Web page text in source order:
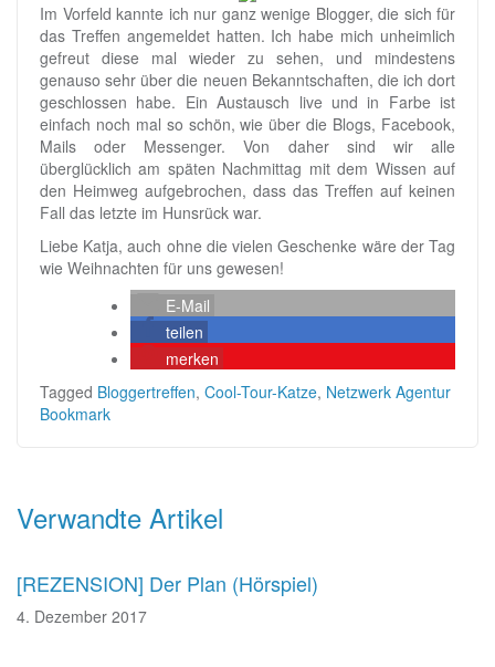
Im Vorfeld kannte ich nur ganz wenige Blogger, die sich für
das Treffen angemeldet hatten. Ich habe mich unheimlich
gefreut diese mal wieder zu sehen, und mindestens
genauso sehr über die neuen Bekanntschaften, die ich dort
geschlossen habe. Ein Austausch live und in Farbe ist
einfach noch mal so schön, wie über die Blogs, Facebook,
Mails oder Messenger. Von daher sind wir alle
überglücklich am späten Nachmittag mit dem Wissen auf
den Heimweg aufgebrochen, dass das Treffen auf keinen
Fall das letzte im Hunsrück war.
Liebe Katja, auch ohne die vielen Geschenke wäre der Tag
wie Weihnachten für uns gewesen!
E-Mail
teilen
merken
Tagged Bloggertreffen, Cool-Tour-Katze, Netzwerk Agentur
Bookmark
Verwandte Artikel
[REZENSION] Der Plan (Hörspiel)
4. Dezember 2017
Beitragsnavigation